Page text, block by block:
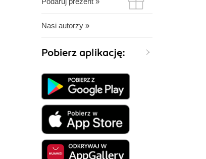
Nasi autorzy »
Pobierz aplikację: